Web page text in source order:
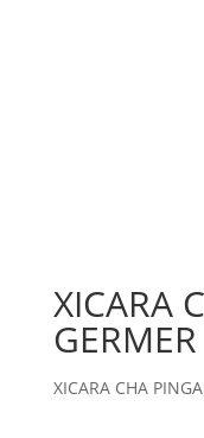
XICARA
GERMER
XICARA CHA